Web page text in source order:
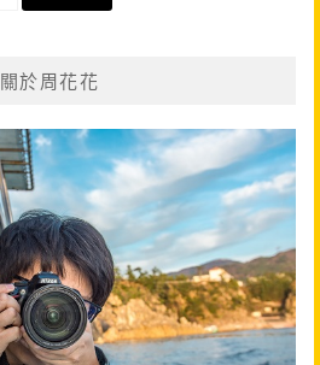
關於周花花